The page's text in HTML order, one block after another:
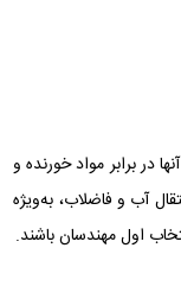
در برابر مواد خورنده و
آب و فاضلاب، به‌ویژه
اول مهندسان باشند.